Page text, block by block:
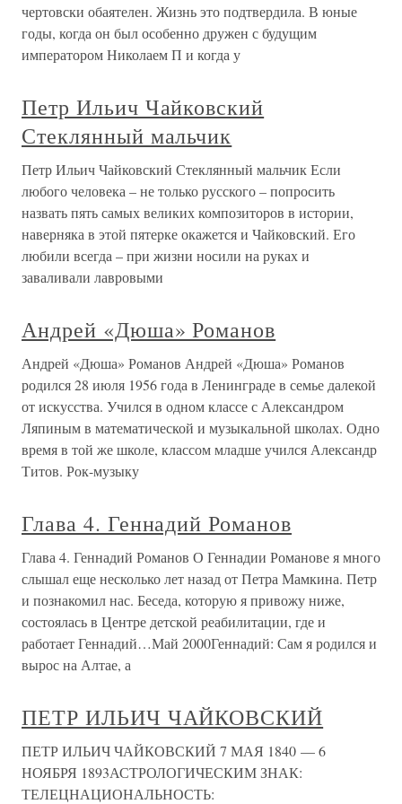
чертовски обаятелен. Жизнь это подтвердила. В юные
годы, когда он был особенно дружен с будущим
императором Николаем П и когда у
Петр Ильич Чайковский
Стеклянный мальчик
Петр Ильич Чайковский Стеклянный мальчик Если
любого человека – не только русского – попросить
назвать пять самых великих композиторов в истории,
наверняка в этой пятерке окажется и Чайковский. Его
любили всегда – при жизни носили на руках и
заваливали лавровыми
Андрей «Дюша» Романов
Андрей «Дюша» Романов Андрей «Дюша» Романов
родился 28 июля 1956 года в Ленинграде в семье далекой
от искусства. Учился в одном классе с Александром
Ляпиным в математической и музыкальной школах. Одно
время в той же школе, классом младше учился Александр
Титов. Рок-музыку
Глава 4. Геннадий Романов
Глава 4. Геннадий Романов О Геннадии Романове я много
слышал еще несколько лет назад от Петра Мамкина. Петр
и познакомил нас. Беседа, которую я привожу ниже,
состоялась в Центре детской реабилитации, где и
работает Геннадий…Май 2000Геннадий: Сам я родился и
вырос на Алтае, а
ПЕТР ИЛЬИЧ ЧАЙКОВСКИЙ
ПЕТР ИЛЬИЧ ЧАЙКОВСКИЙ 7 МАЯ 1840 — 6
НОЯБРЯ 1893АСТРОЛОГИЧЕСКИМ ЗНАК:
ТЕЛЕЦНАЦИОНАЛЬНОСТЬ: